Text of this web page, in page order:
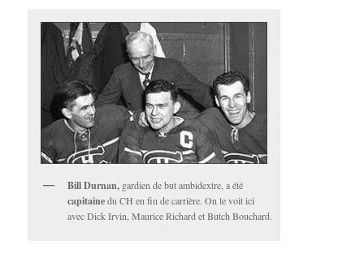
Bill Durnan, gardien de but ambidextre, a été
capitainedu CH en fin de carrière. On le voit ici
avec Dick Irvin, Maurice Richard et Butch Bouchard.